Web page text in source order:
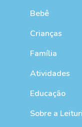
Bebê
Crianças
Família
Atividades
Educação
Sobre a